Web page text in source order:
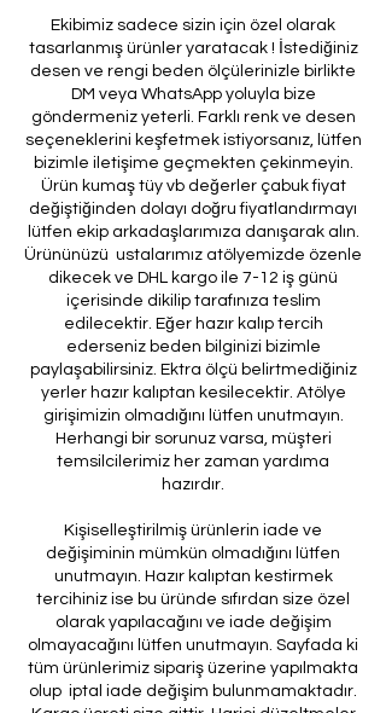
Ekibimiz sadece sizin için özel olarak
tasarlanmış ürünler yaratacak ! İstediğiniz
desen ve rengi beden ölçülerinizle birlikte
DM veya WhatsApp yoluyla bize
göndermeniz yeterli. Farklı renk ve desen
seçeneklerini keşfetmek istiyorsanız, lütfen
bizimle iletişime geçmekten çekinmeyin.
Ürün kumaş tüy vb değerler çabuk fiyat
değiştiğinden dolayı doğru fiyatlandırmayı
lütfen ekip arkadaşlarımıza danışarak alın.
Ürününüzü ustalarımız atölyemizde özenle
dikecek ve DHL kargo ile 7-12 iş günü
içerisinde dikilip tarafınıza teslim
edilecektir. Eğer hazır kalıp tercih
ederseniz beden bilginizi bizimle
paylaşabilirsiniz. Ektra ölçü belirtmediğiniz
yerler hazır kalıptan kesilecektir. Atölye
girişimizin olmadığını lütfen unutmayın.
Herhangi bir sorunuz varsa, müşteri
temsilcilerimiz her zaman yardıma
hazırdır.
Kişiselleştirilmiş ürünlerin iade ve
değişiminin mümkün olmadığını lütfen
unutmayın. Hazır kalıptan kestirmek
tercihiniz ise bu üründe sıfırdan size özel
olarak yapılacağını ve iade değişim
olmayacağını lütfen unutmayın. Sayfada ki
tüm ürünlerimiz sipariş üzerine yapılmakta
olup iptal iade değişim bulunmamaktadır.